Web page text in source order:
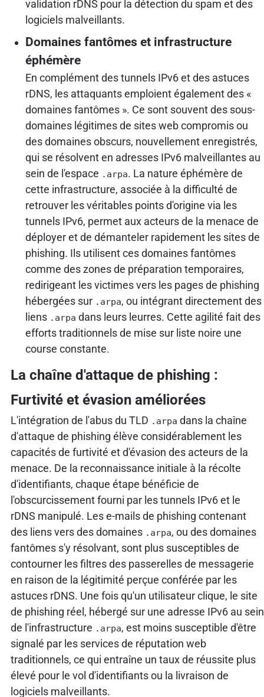
validation rDNS pour la détection du spam et des
logiciels malveillants.
Domaines fantômes et infrastructure
éphémère
En complément des tunnels IPv6 et des astuces
rDNS, les attaquants emploient également des «
domaines fantômes ». Ce sont souvent des sous-
domaines légitimes de sites web compromis ou
des domaines obscurs, nouvellement enregistrés,
qui se résolvent en adresses IPv6 malveillantes au
sein de l'espace .arpa. La nature éphémère de
cette infrastructure, associée à la difficulté de
retrouver les véritables points d'origine via les
tunnels IPv6, permet aux acteurs de la menace de
déployer et de démanteler rapidement les sites de
phishing. Ils utilisent ces domaines fantômes
comme des zones de préparation temporaires,
redirigeant les victimes vers les pages de phishing
hébergées sur .arpa, ou intégrant directement des
liens .arpa dans leurs leurres. Cette agilité fait des
efforts traditionnels de mise sur liste noire une
course constante.
La chaîne d'attaque de phishing :
Furtivité et évasion améliorées
L'intégration de l'abus du TLD .arpa dans la chaîne
d'attaque de phishing élève considérablement les
capacités de furtivité et d'évasion des acteurs de la
menace. De la reconnaissance initiale à la récolte
d'identifiants, chaque étape bénéficie de
l'obscurcissement fourni par les tunnels IPv6 et le
rDNS manipulé. Les e-mails de phishing contenant
des liens vers des domaines .arpa, ou des domaines
fantômes s'y résolvant, sont plus susceptibles de
contourner les filtres des passerelles de messagerie
en raison de la légitimité perçue conférée par les
astuces rDNS. Une fois qu'un utilisateur clique, le site
de phishing réel, hébergé sur une adresse IPv6 au sein
de l'infrastructure .arpa, est moins susceptible d'être
signalé par les services de réputation web
traditionnels, ce qui entraîne un taux de réussite plus
élevé pour le vol d'identifiants ou la livraison de
logiciels malveillants.